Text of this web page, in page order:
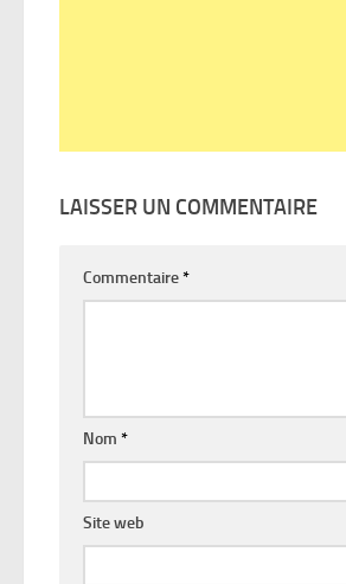
LAISSER UN COMMENTAIRE
Commentaire*
Nom *
Site web